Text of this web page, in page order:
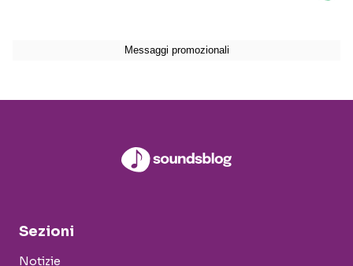
Sezioni
Notizie